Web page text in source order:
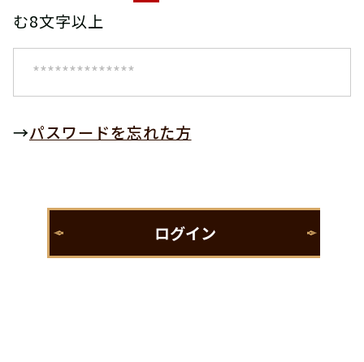
む8文字以上
→パスワードを忘れた方